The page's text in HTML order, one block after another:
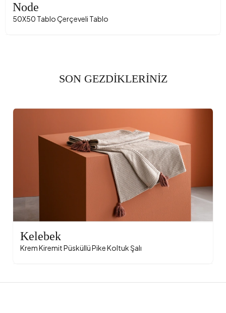
Node
50X50 Tablo Çerçeveli Tablo
SON GEZDİKLERİNİZ
Kelebek
Krem Kiremit Püsküllü Pike Koltuk Şalı